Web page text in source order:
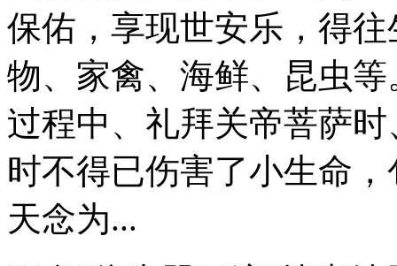
保佑，享现世安乐，得
物、家禽、海鲜、昆虫
过程中、礼拜关帝菩萨
时不得已伤害了小生命
天念为...